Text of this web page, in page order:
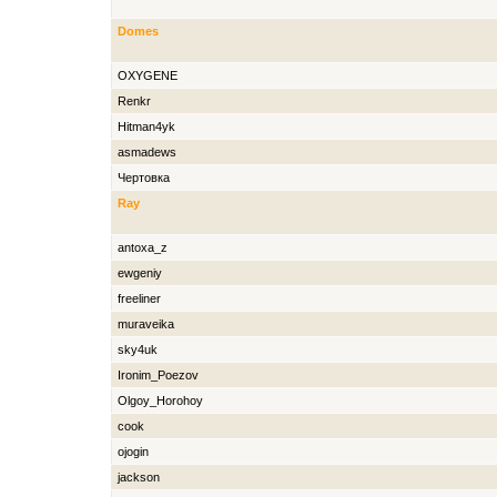
Domes
OXYGENE
Renkr
Hitman4yk
asmadews
Чертовка
Ray
antoxa_z
ewgeniy
freeliner
muraveika
sky4uk
Ironim_Poezov
Olgoy_Horohoy
cook
ojogin
jackson